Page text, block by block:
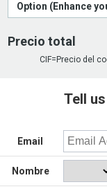
Option (Enhance
Precio total
CIF=Precio del
Tell
Email
Nombre